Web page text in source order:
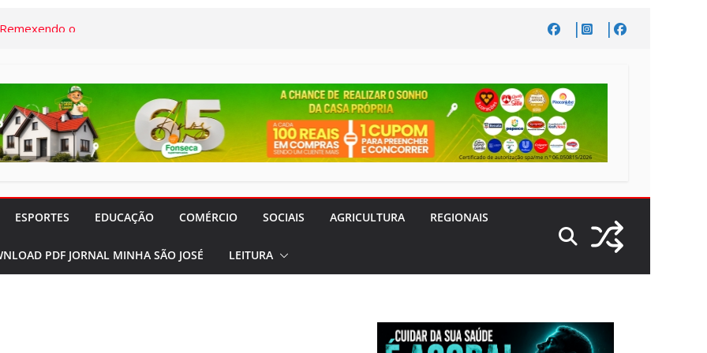
da Saúde e
Pardo
o
“Vozes
serão lançados
Rio Pardo
feriados nos
ESPORTES EDUCAÇÃO COMÉRCIO SOCIAIS AGRICULTURA REGIONAIS
PDF JORNAL MINHA SÃO JOSÉ LEITURA